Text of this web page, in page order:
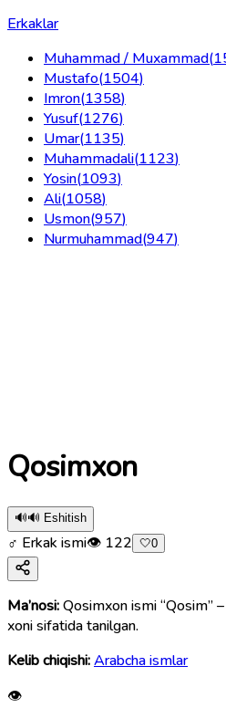
Erkaklar
Muhammad / Muxammad(
Mustafo(1504)
Imron(1358)
Yusuf(1276)
Umar(1135)
Muhammadali(1123)
Yosin(1093)
Ali(1058)
Usmon(957)
Nurmuhammad(947)
Qosimxon
🔊🔊 Eshitish
♂ Erkak ismi👁 122 🤍0
Ma’nosi:Qosimxon ismi “Qosim”
xoni sifatida tanilgan.
Kelib chiqishi:Arabcha ismlar
👁